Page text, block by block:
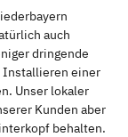
auch
dringende
Installieren einer
Unser lokaler
Kunden aber
behalten.